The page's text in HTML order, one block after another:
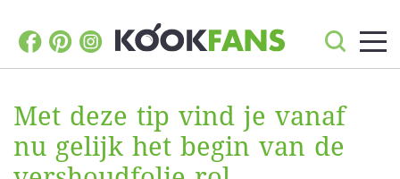
Met deze tip vind je vanaf
nu gelijk het begin van de